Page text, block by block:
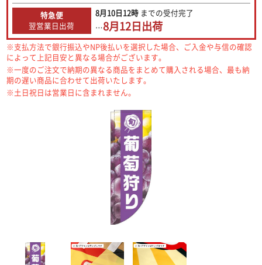
特急便
翌営業日出荷
8月10日12時 までの受付完了
…8月12日出荷
※支払方法で銀行振込やNP後払いを選択した場合、ご入金や与信の確認
によって上記目安と異なる場合がございます。
※一度のご注文で納期の異なる商品をまとめて購入される場合、最も納
期の遅い商品に合わせて出荷いたします。
※土日祝日は営業日に含まれません。